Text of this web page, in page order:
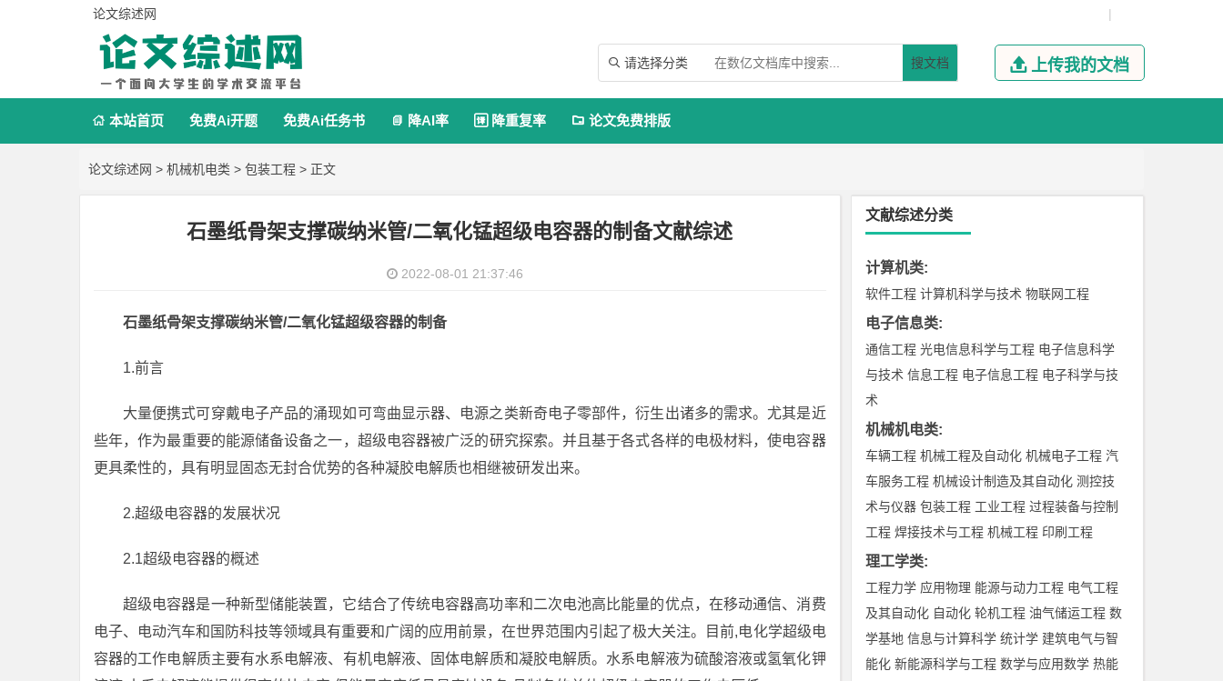
论文综述网 |
 请选择分类 搜文档  上传我的文档
 本站首页 免费Ai开题 免费Ai任务书  降AI率  降重复率  论文免费排版
论文综述网 > 机械机电类 > 包装工程 > 正文
石墨纸骨架支撑碳纳米管/二氧化锰超级电容器的制备文献综述
2022-08-01 21:37:46
石墨纸骨架支撑碳纳米管/二氧化锰超级容器的制备
1.前言
大量便携式可穿戴电子产品的涌现如可弯曲显示器、电源之类新奇电子零部件，衍生出诸多的需求。尤其是近
些年，作为最重要的能源储备设备之一，超级电容器被广泛的研究探索。并且基于各式各样的电极材料，使电容器
更具柔性的，具有明显固态无封合优势的各种凝胶电解质也相继被研发出来。
2.超级电容器的发展状况
2.1超级电容器的概述
超级电容器是一种新型储能装置，它结合了传统电容器高功率和二次电池高比能量的优点，在移动通信、消费
电子、电动汽车和国防科技等领域具有重要和广阔的应用前景，在世界范围内引起了极大关注。目前,电化学超级电
容器的工作电解质主要有水系电解液、有机电解液、固体电解质和凝胶电解质。水系电解液为硫酸溶液或氢氧化钾
文献综述分类
计算机类:
软件工程 计算机科学与技术 物联网工程
电子信息类:
通信工程 光电信息科学与工程 电子信息科学
与技术 信息工程 电子信息工程 电子科学与技
术
机械机电类:
车辆工程 机械工程及自动化 机械电子工程 汽
车服务工程 机械设计制造及其自动化 测控技
术与仪器 包装工程 工业工程 过程装备与控制
工程 焊接技术与工程 机械工程 印刷工程
理工学类:
工程力学 应用物理 能源与动力工程 电气工程
及其自动化 自动化 轮机工程 油气储运工程 数
学基地 信息与计算科学 统计学 建筑电气与智
能化 新能源科学与工程 数学与应用数学 热能